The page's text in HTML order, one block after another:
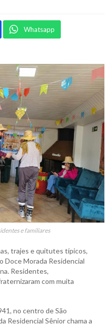
Whatsapp
e familiares
trajes e quitutes típicos,
Doce Morada Residencial
Residentes,
com muita
no centro de São
Residencial Sênior chama a